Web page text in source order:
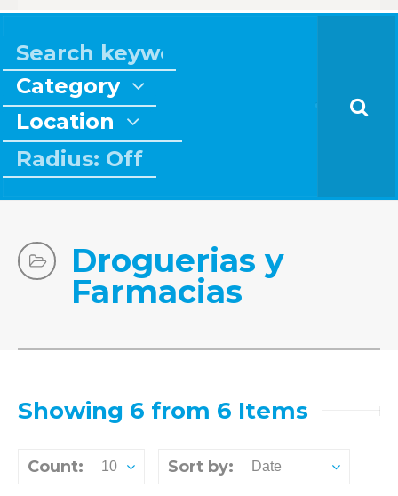
Category
Location
Radius: Off
Droguerias y
Farmacias
Showing 6 from 6 Items
Count: 10 Sort by: Date